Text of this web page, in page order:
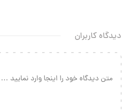
دیدگاه کاربران